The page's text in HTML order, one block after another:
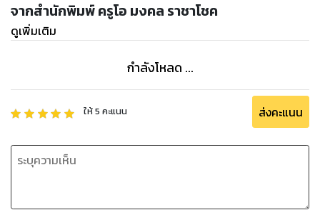
จากสำนักพิมพ์ ครูโอ มงคล ราชาโชค
ดูเพิ่มเติม
กำลังโหลด ...
ให้5 คะแนน ส่งคะแนน